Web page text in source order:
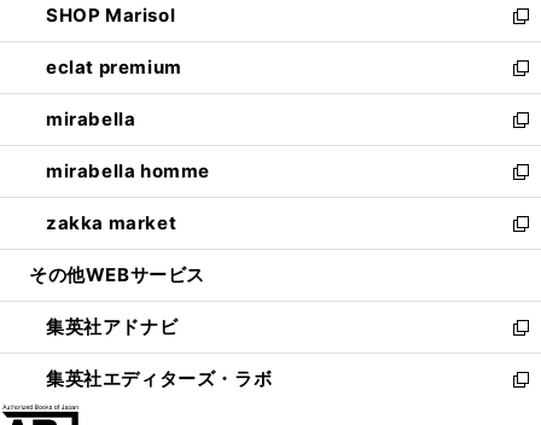
く
で
開
く
ド
ウ
で
開
く
ィ
ン
ド
ウ
で
開
く
い
ウ
ィ
ン
ド
ウ
で
開
く
SHOP Marisol
新
し
い
ウ
ィ
ン
ド
ウ
で
開
eclat premium
新
し
い
ウ
ィ
ン
ド
ウ
開
く
mirabella
新
し
い
ウ
ィ
ン
ウ
で
開
く
mirabella homme
新
し
い
ウ
ン
ド
ウ
で
zakka market
新
し
ウ
ィ
ン
ド
その他WEBサービス
集英社アドナビ
新
し
い
集英社エディターズ・ラボ
新